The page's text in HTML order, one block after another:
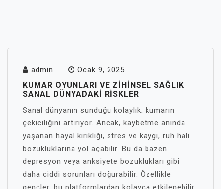
admin Ocak 9, 2025
KUMAR OYUNLARI VE ZIHINSEL SAĞLIK
SANAL DÜNYADAKI RISKLER
Sanal dünyanın sunduğu kolaylık, kumarın
çekiciliğini artırıyor. Ancak, kaybetme anında
yaşanan hayal kırıklığı, stres ve kaygı, ruh hali
bozukluklarına yol açabilir. Bu da bazen
depresyon veya anksiyete bozuklukları gibi
daha ciddi sorunları doğurabilir. Özellikle
gençler, bu platformlardan kolayca etkilenebilir